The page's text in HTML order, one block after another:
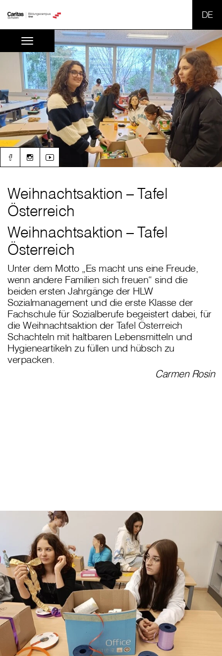
Weihnachtsaktion – Tafel
Österreich
Weihnachtsaktion – Tafel
Österreich
Unter dem Motto „Es macht uns eine Freude,
wenn andere Familien sich freuen“ sind die
beiden ersten Jahrgänge der HLW
Sozialmanagement und die erste Klasse der
Fachschule für Sozialberufe begeistert dabei, für
die Weihnachtsaktion der Tafel Österreich
Schachteln mit haltbaren Lebensmitteln und
Hygieneartikeln zu füllen und hübsch zu
verpacken.
Carmen Rosin